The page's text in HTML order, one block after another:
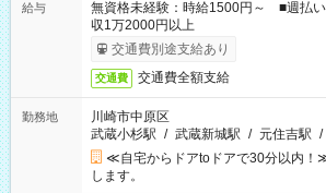
給与
無資格未経験：時給1500円～ ■週払
収1万2000円以上
交通費別途支給あり
交通費 交通費全額支給
勤務地
川崎市中原区
武蔵小杉駅 / 武蔵新城駅 / 元住吉駅 /
≪自宅からドアtoドアで30分以内！
します。